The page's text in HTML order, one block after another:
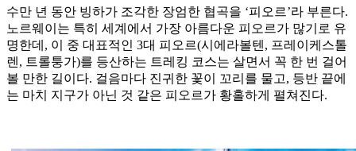
수만 년 동안 빙하가 조각한 장엄한 협곡을 ‘피오르’라 부른다.
노르웨이는 특히 세계에서 가장 아름다운 피오르가 많기로 유
명한데, 이 중 대표적인 3대 피오르(시에라볼텐, 프레이케스톨
렌, 트롤퉁가)를 등산하는 트레킹 코스는 살면서 꼭 한 번 걸어
볼 만한 길이다. 걸음마다 진귀한 꽃이 꼬리를 물고, 등반 끝에
는 마치 지구가 아닌 것 같은 피오르가 황홀하게 펼쳐진다.